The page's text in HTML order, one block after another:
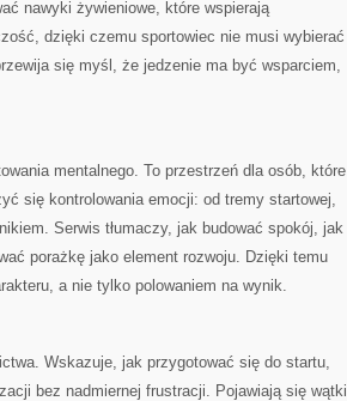
nawyki żywieniowe, które wspierają
dzięki czemu sportowiec nie musi wybierać
się myśl, że jedzenie ma być wsparciem,
mentalnego. To przestrzeń dla osób, które
się kontrolowania emocji: od tremy startowej,
Serwis tłumaczy, jak budować spokój, jak
porażkę jako element rozwoju. Dzięki temu
a nie tylko polowaniem na wynik.
Wskazuje, jak przygotować się do startu,
bez nadmiernej frustracji. Pojawiają się wątki